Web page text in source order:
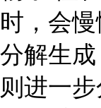
时，会
分解生成
则进一